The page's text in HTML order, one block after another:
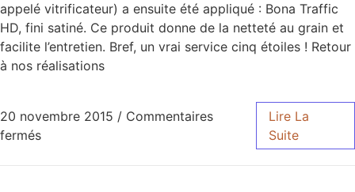
appelé vitrificateur) a ensuite été appliqué : Bona Traffic
HD, fini satiné. Ce produit donne de la netteté au grain et
facilite l’entretien. Bref, un vrai service cinq étoiles ! Retour
à nos réalisations
20 novembre 2015 / Commentaires
fermés
Lire La
Suite